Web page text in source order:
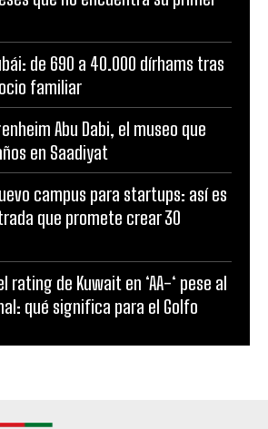
de 690 a 40.000 dírhams tras
familiar
Abu Dabi, el museo que
en Saadiyat
campus para startups: así es
que promete crear 30
rating de Kuwait en ‘AA-‘ pese al
qué significa para el Golfo